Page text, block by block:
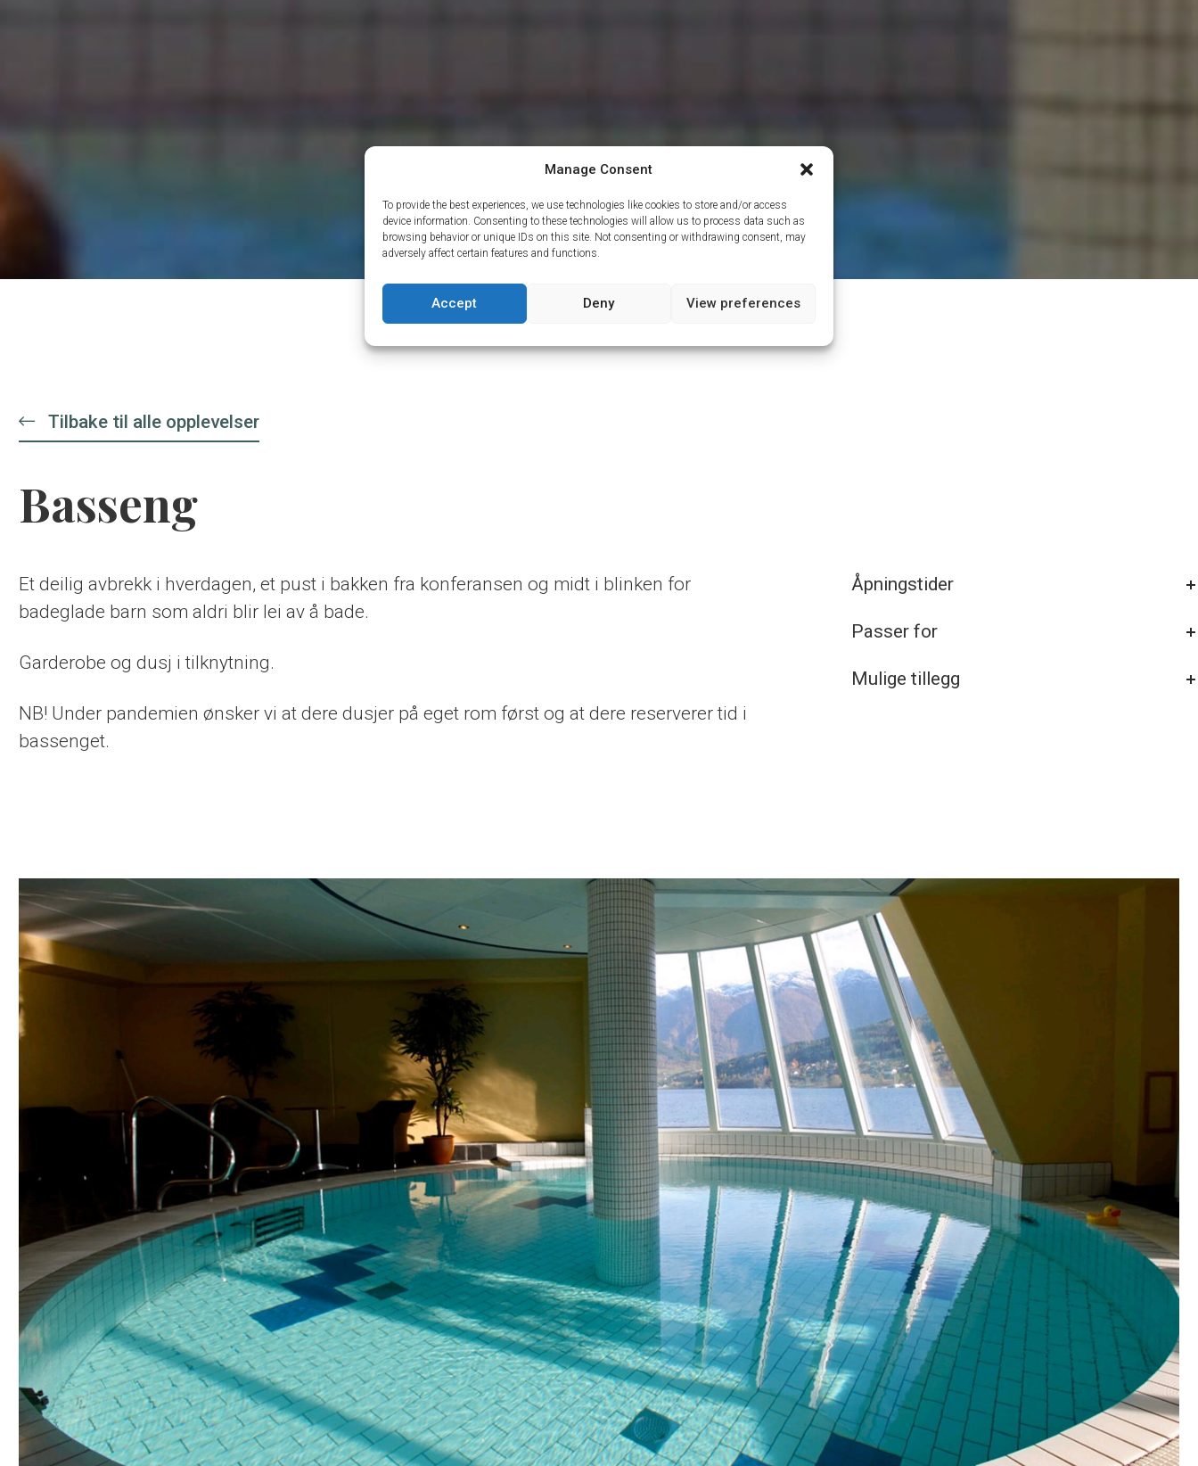
Manage Consent
To provide the best experiences, we use technologies like cookies to store and/or access
device information. Consenting to these technologies will allow us to process data such as
browsing behavior or unique IDs on this site. Not consenting or withdrawing consent, may
adversely affect certain features and functions.
Accept Deny View preferences
Året rundt Gratis
Tilbake til alle opplevelser
Basseng
Et deilig avbrekk i hverdagen, et pust i bakken fra konferansen og midt i blinken for
badeglade barn som aldri blir lei av å bade.
Garderobe og dusj i tilknytning.
NB! Under pandemien ønsker vi at dere dusjer på eget rom først og at dere reserverer tid i
bassenget.
Åpningstider
Passer for
Mulige tillegg